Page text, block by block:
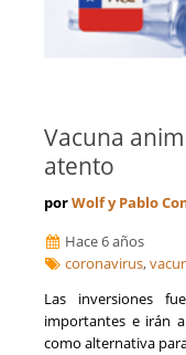
Vacuna
atento
porWolf y Pablo
Hace 6 años
coronavirus,
Las inversiones
importantes e irán
como alternativa